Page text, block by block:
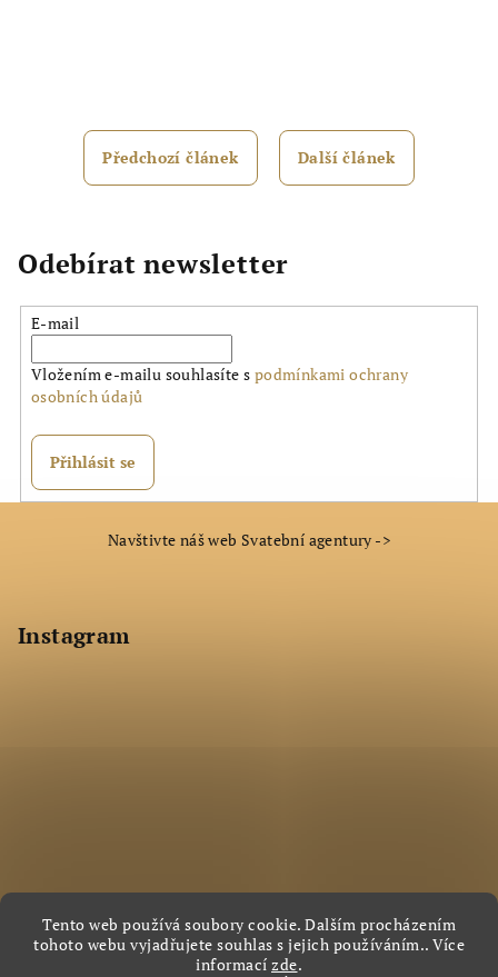
Tento web používá soubory cookie. Dalším procházením
tohoto webu vyjadřujete souhlas s jejich používáním.. Více
informací zde.
Předchozí článek Další článek
Odebírat newsletter
E-mail
Vložením e-mailu souhlasíte s podmínkami ochrany
osobních údajů
Přihlásit se
Navštivte náš web Svatební agentury ->
Instagram
Sledovat na Instagramu